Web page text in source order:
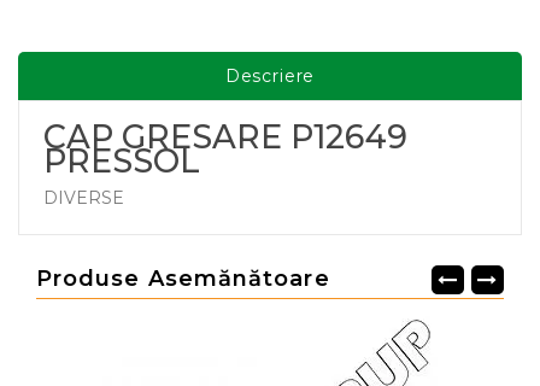
Descriere
CAP GRESARE P12649
PRESSOL
DIVERSE
Produse Asemănătoare